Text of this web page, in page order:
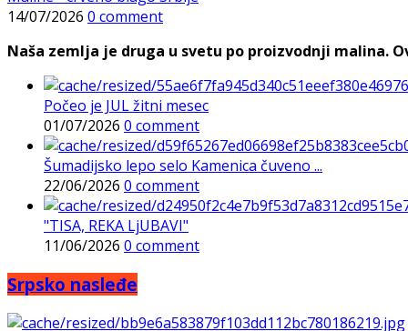
14/07/2026 0 comment
Naša zemlja je druga u svetu po proizvodnji malina.
Počeo je JUL žitni mesec
01/07/2026 0 comment
Šumadijsko lepo selo Kamenica čuveno ...
22/06/2026 0 comment
"TISA, REKA LjUBAVI"
11/06/2026 0 comment
Srpsko nasleđe